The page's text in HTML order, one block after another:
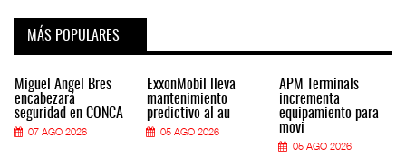
MÁS POPULARES
Miguel Ángel Bres
encabezará
seguridad en CONCA
07 AGO 2026
ExxonMobil lleva
mantenimiento
predictivo al au
05 AGO 2026
APM Terminals
incrementa
equipamiento para
movi
05 AGO 2026